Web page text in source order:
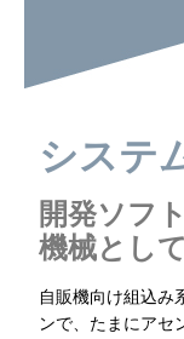
システ
開発ソフ
機械とし
自販機向け組込み
ンで、たまにアセ